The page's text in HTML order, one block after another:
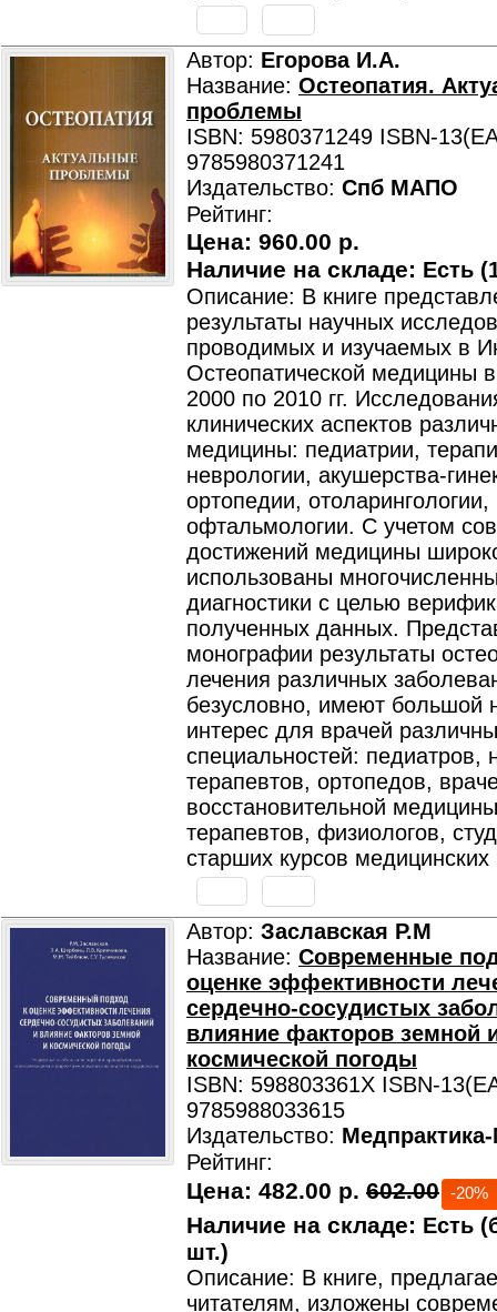
Автор: Егорова И.А.
Название: Остеопатия.
проблемы
ISBN: 5980371249 ISBN-
9785980371241
Издательство: Спб МАПО
Рейтинг:
Цена: 960.00 р.
Наличие на складе: Есть
Описание: В книге
результаты научных
проводимых и изучаемых в
Остеопатической медицины
2000 по 2010 гг.
клинических аспектов
медицины: педиатрии,
неврологии, акушерства-
ортопедии, отоларингологии,
офтальмологии. С учетом
достижений медицины
использованы
диагностики с целью
полученных данных.
монографии результаты
лечения различных
безусловно, имеют большой
интерес для врачей
специальностей: педиатров,
терапевтов, ортопедов,
восстановительной
терапевтов, физиологов,
старших курсов медицинских
Автор: Заславская Р.М
Название: Современные
оценке эффективности
сердечно-сосудистых
влияние факторов земной
космической погоды
ISBN: 598803361X ISBN-
9785988033615
Издательство:
Рейтинг:
Цена: 482.00 р. 602.00 -20%
Наличие на складе: Есть
шт.)
Описание: В книге,
читателям, изложены